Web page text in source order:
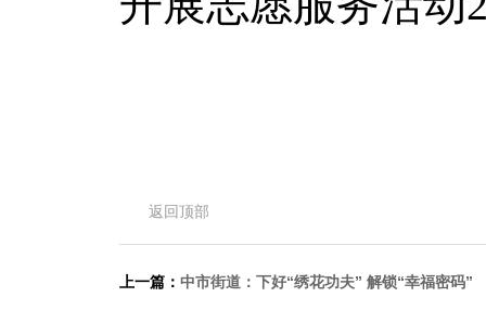
返回顶部
上一篇： 中市街道：下好“绣花功夫” 解锁“幸福密码”